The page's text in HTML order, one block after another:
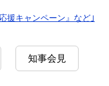
援キャンペーン』など｣
知事会見